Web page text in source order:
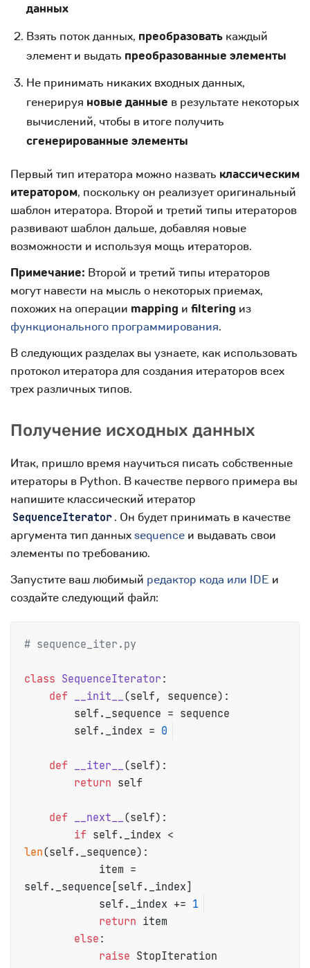
данных
Взять поток данных, преобразоватькаждый
элемент и выдать преобразованные элементы
Не принимать никаких входных данных,
генерируя новые данные в результате некоторых
вычислений, чтобы в итоге получить
сгенерированные элементы
Первый тип итератора можно назвать классическим
итератором, поскольку он реализует оригинальный
шаблон итератора. Второй и третий типы итераторов
развивают шаблон дальше, добавляя новые
возможности и используя мощь итераторов.
Примечание: Второй и третий типы итераторов
могут навести на мысль о некоторых приемах,
похожих на операции mapping и filtering из
функционального программирования.
В следующих разделах вы узнаете, как использовать
протокол итератора для создания итераторов всех
трех различных типов.
Получение исходных данных
Итак, пришло время научиться писать собственные
итераторы в Python. В качестве первого примера вы
напишите классический итератор
SequenceIterator . Он будет принимать в качестве
аргумента тип данныхsequence и выдавать свои
элементы по требованию.
Запустите ваш любимый редактор кода или IDE и
создайте следующий файл:
# sequence_iter.py
class SequenceIterator :
def
__init__ (self, sequence):
        self._index =
0
def __iter__ (self):
return self
def __next__ (self):
if
len(self._sequence):
self._sequence[self._index]
            self._index +=
1
return item
else :
raise